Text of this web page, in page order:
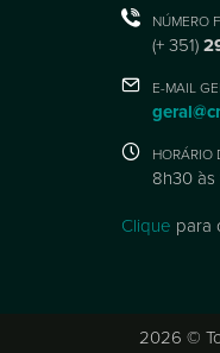
NÚMERO
(+ 351)
E-MAIL
HORÁRIO
8h30 às
Clique para
2026 ©